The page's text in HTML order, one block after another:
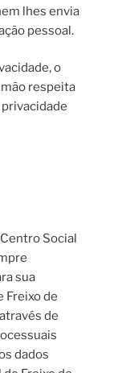
lhes envia
pessoal.
o
respeita
Social
sua
Freixo de
de
dados